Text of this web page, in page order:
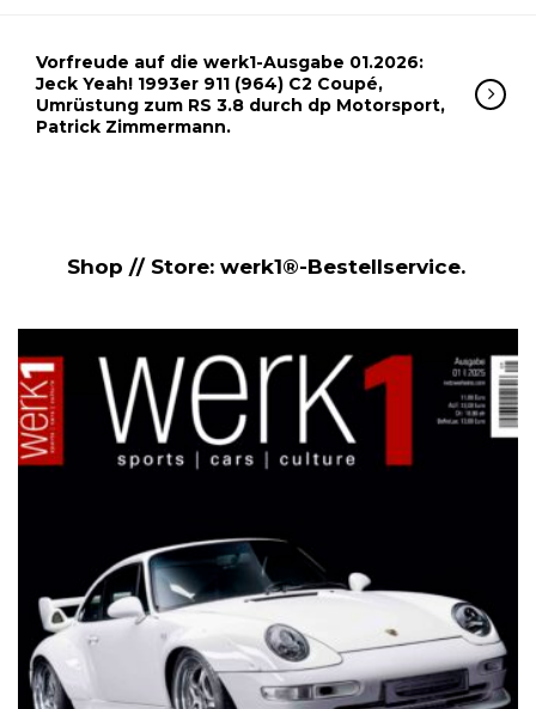
Vorfreude auf die werk1-Ausgabe 01.2026:
Jeck Yeah! 1993er 911 (964) C2 Coupé,
Umrüstung zum RS 3.8 durch dp Motorsport,
Patrick Zimmermann.
Shop // Store: werk1®-Bestellservice.